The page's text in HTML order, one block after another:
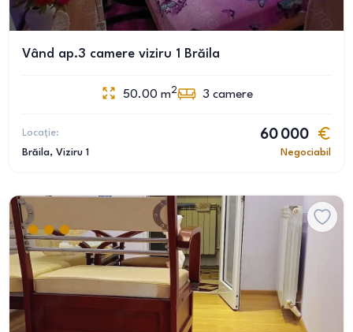
Vând ap.3 camere viziru 1 Brăila
50.00 m2 3 camere
Locație:
Brăila, Viziru 1
60 000
Negociabil